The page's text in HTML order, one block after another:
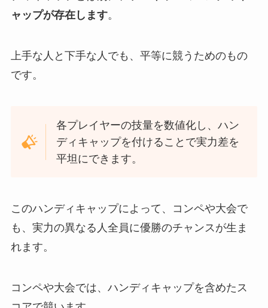
ャップが存在します。
上手な人と下手な人でも、平等に競うためのもの
です。
各プレイヤーの技量を数値化し、ハン
ディキャップを付けることで実力差を
平坦にできます。
このハンディキャップによって、コンペや大会で
も、実力の異なる人全員に優勝のチャンスが生ま
れます。
コンペや大会では、ハンディキャップを含めたス